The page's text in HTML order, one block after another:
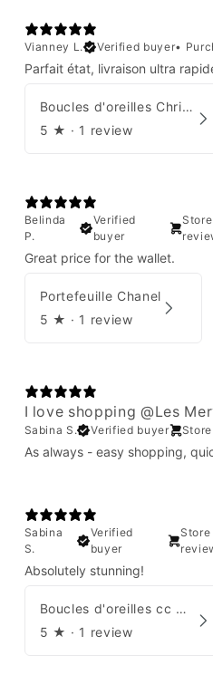
Vianney L.
Verified buyer•
Parfait état, livraison ultra
Boucles d'oreilles Christian Dior
5 ★ · 1 review
Belinda
P.
Verified
buyer
Store
Great price for the wallet.
Portefeuille Chanel
5 ★ · 1 review
I love shopping @Les
Sabina S. Verified buyer
As always - easy shopping,
Sabina
S.
Verified
buyer
Store
Absolutely stunning!
Boucles d'oreilles cc Chanel
5 ★ · 1 review